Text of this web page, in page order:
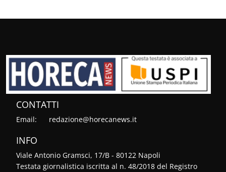
CONTATTI
Email: redazione@horecanews.it
INFO
Viale Antonio Gramsci, 17/B - 80122 Napoli
Testata giornalistica iscritta al n. 48/2018 del Registro